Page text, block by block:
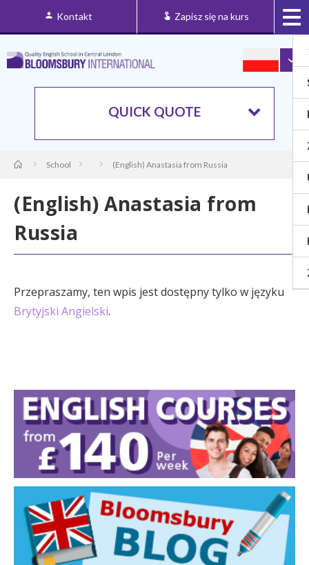
Kontakt Zapisz się na kurs
QUICK QUOTE
School (English) Anastasia from Russia
(English) Anastasia from
Russia
Przepraszamy, ten wpis jest dostępny tylko w języku
Brytyjski Angielski.